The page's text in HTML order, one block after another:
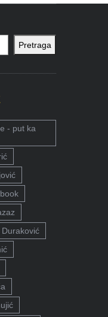
Pretraga
- put ka